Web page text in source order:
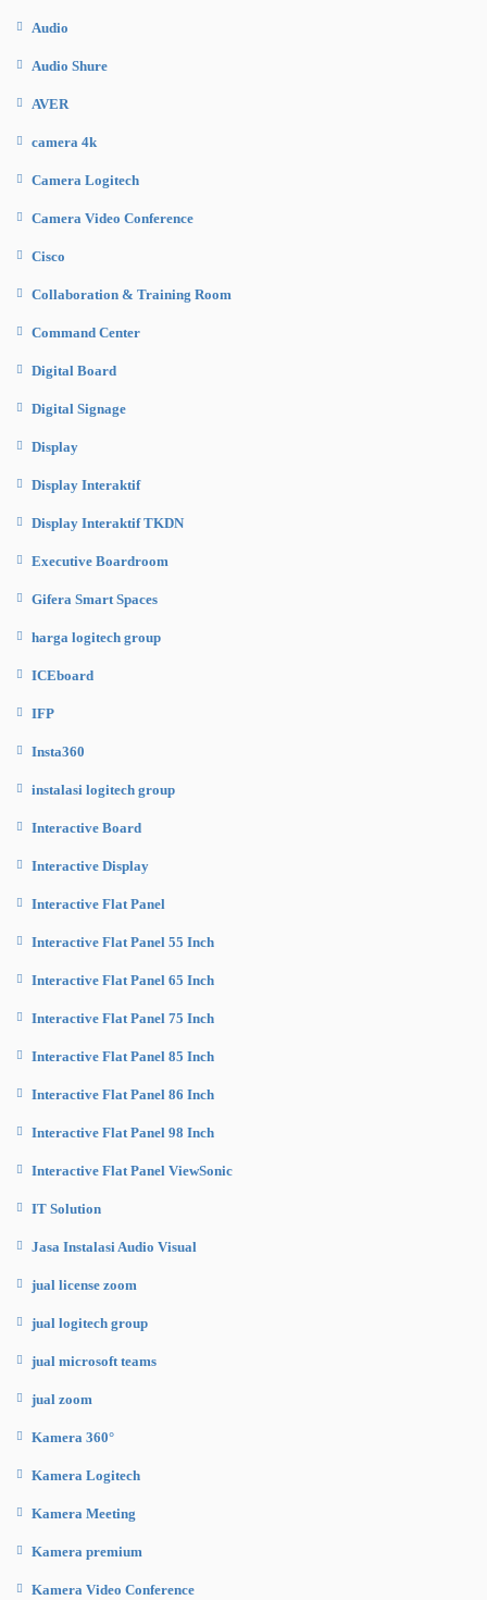
Audio
Audio Shure
AVER
camera 4k
Camera Logitech
Camera Video Conference
Cisco
Collaboration & Training Room
Command Center
Digital Board
Digital Signage
Display
Display Interaktif
Display Interaktif TKDN
Executive Boardroom
Gifera Smart Spaces
harga logitech group
ICEboard
IFP
Insta360
instalasi logitech group
Interactive Board
Interactive Display
Interactive Flat Panel
Interactive Flat Panel 55 Inch
Interactive Flat Panel 65 Inch
Interactive Flat Panel 75 Inch
Interactive Flat Panel 85 Inch
Interactive Flat Panel 86 Inch
Interactive Flat Panel 98 Inch
Interactive Flat Panel ViewSonic
IT Solution
Jasa Instalasi Audio Visual
jual license zoom
jual logitech group
jual microsoft teams
jual zoom
Kamera 360°
Kamera Logitech
Kamera Meeting
Kamera premium
Kamera Video Conference